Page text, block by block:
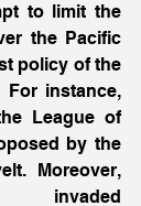
to limit the
the Pacific
policy of the
For instance,
League of
by the
Moreover,